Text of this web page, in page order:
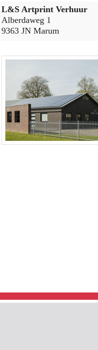
L&S Artprint Verhuur
Alberdaweg 1
9363 JN Marum